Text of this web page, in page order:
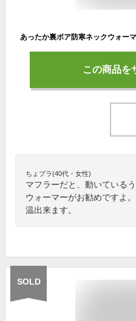
この商品を
ちょプラ(40代・女性)
マフラーだと、動いている
ウォーマーがお勧めですよ
温出来ます。
SOLD